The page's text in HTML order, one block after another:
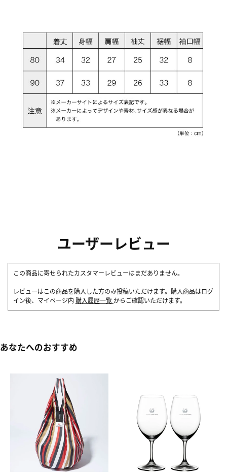
ユーザーレビュー
この商品に寄せられたカスタマーレビューはまだありません。
レビューはこの商品を購入した方のみ投稿いただけます。購入商品はログ
イン後、マイページ内 購入履歴一覧 からご確認いただけます。
あなたへのおすすめ